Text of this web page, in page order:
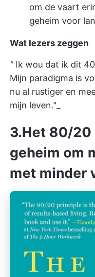
om de vaart
geheim voor
Wat lezers zeggen
"Ik wou dat ik dit
Mijn paradigma is
nu al rustiger en
mijn leven."_
3.Het 80/20
geheim om
met minder